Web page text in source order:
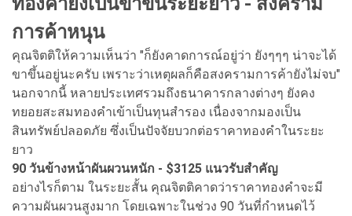
การค้าหนุน
คุณจิตติให้ความเห็นว่า "ก็ยังคาดการณ์อยู่ว่า ยังๆๆๆ น่าจะได้
ขาขึ้นอยู่นะครับ เพราะว่าเหตุผลก็คือสงครามการค้ายังไม่จบ"
นอกจากนี้ หลายประเทศรวมถึงธนาคารกลางต่างๆ ยังคง
ทยอยสะสมทองคำเข้าเป็นทุนสำรอง เนื่องจากมองเป็น
สินทรัพย์ปลอดภัย ซึ่งเป็นปัจจัยบวกต่อราคาทองคำในระยะ
ยาว
90 วันข้างหน้าผันผวนหนัก - $3125 แนวรับสำคัญ
อย่างไรก็ตาม ในระยะสั้น คุณจิตติคาดว่าราคาทองคำจะมี
ความผันผวนสูงมาก โดยเฉพาะในช่วง 90 วันที่กำหนดไว้